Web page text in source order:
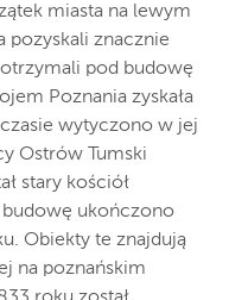
miasta na lewym
pozyskali znacznie
otrzymali pod budowę
Poznania zyskała
wytyczono w jej
Ostrów Tumski
stary kościół
ukończono
Obiekty te znajdują
na poznańskim